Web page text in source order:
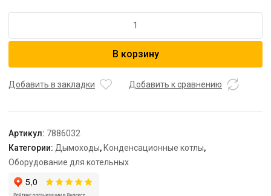
Gassero
(Ø80/125
1000
мм)
В корзину
Добавить в закладки Добавить к сравнению
Артикул: 7886032
Категории: Дымоходы, Конденсационные котлы,
Оборудование для котельных